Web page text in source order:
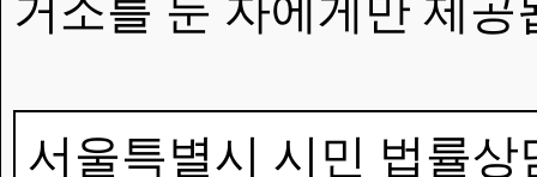
거소를 둔 자에게만 제공
서울특별시 시민 법률